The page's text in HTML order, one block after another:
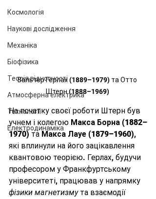
Космологія
Наукові дослідження
Механіка
Біофізика
Теорія відносності
Атмосферна електрика
Технології
Електродинаміка
Вальтер Герлах (1889–1979) та Отто
Штерн (1888–1969)
На початку своєї роботи Штерн був
учнем і колегою Макса Борна (1882–
1970) та Макса Лауе (1879–1960),
які вплинули на його зацікавлення
квантовою теорією. Герлах, будучи
професором у Франкфуртському
університеті, працював у напрямку
фізики магнетизму та взаємодії